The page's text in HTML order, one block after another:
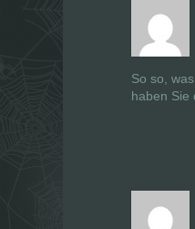
So so,
haben Sie